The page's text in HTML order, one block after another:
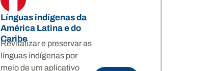
Línguas indígenas da
América Latina e do
Caribe
Revitalizar e preservar as
línguas indígenas por
meio de um aplicativo